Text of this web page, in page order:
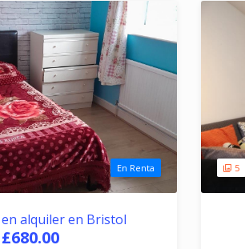
En Renta
alquiler en Bristol
£680.00
5